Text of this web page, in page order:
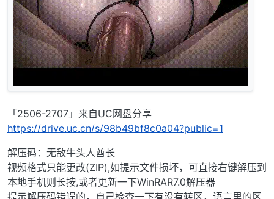
「2506-2707」来自UC网盘分享
https://drive.uc.cn/s/98b49bf8c0a04?public=1
解压码：无敌牛头人酋长
视频格式只能更改(ZIP),如提示文件损坏，可直接右键解压到
本地手机则长按,或者更新一下WinRAR7.0解压器